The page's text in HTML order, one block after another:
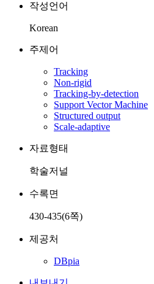
작성언어
Korean
주제어
Tracking
Non-rigid
Tracking-by-detection
Support Vector Machine
Structured output
Scale-adaptive
자료형태
학술저널
수록면
430-435(6쪽)
제공처
DBpia